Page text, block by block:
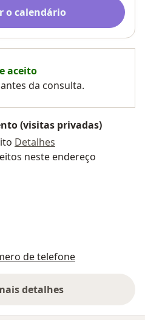
o calendário
aceito
da consulta.
(visitas privadas)
Detalhes
neste endereço
de telefone
detalhes
sobre o endereço